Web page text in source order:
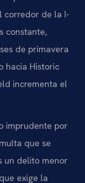
corredor de la I-
constante,
de primavera
hacia Historic
incrementa el
imprudente por
que se
un delito menor
exige la